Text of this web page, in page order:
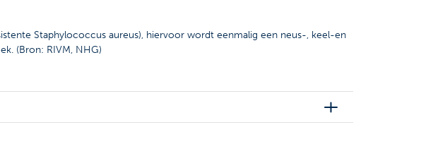
Staphylococcus aureus), hiervoor wordt eenmalig een neus-, keel-en
(Bron: RIVM, NHG)